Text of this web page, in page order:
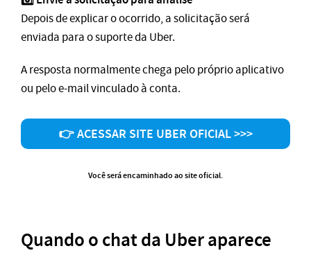
Depois de explicar o ocorrido, a solicitação será
enviada para o suporte da Uber.
A resposta normalmente chega pelo próprio aplicativo
ou pelo e-mail vinculado à conta.
👉 ACESSAR SITE UBER OFICIAL >>>
Você será encaminhado ao site oficial.
Quando o chat da Uber aparece